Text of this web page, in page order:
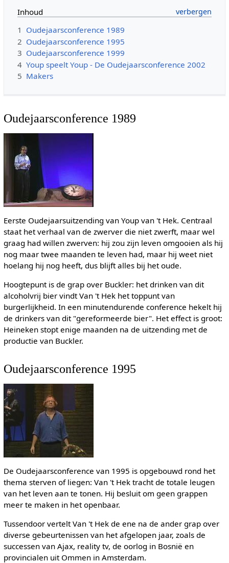
Inhoud
1 Oudejaarsconference 1989
2 Oudejaarsconference 1995
3 Oudejaarsconference 1999
4 Youp speelt Youp - De Oudejaarsconference 2002
5 Makers
Oudejaarsconference 1989
Eerste Oudejaarsuitzending van Youp van 't Hek. Centraal
staat het verhaal van de zwerver die niet zwerft, maar wel
graag had willen zwerven: hij zou zijn leven omgooien als hij
nog maar twee maanden te leven had, maar hij weet niet
hoelang hij nog heeft, dus blijft alles bij het oude.
Hoogtepunt is de grap over Buckler: het drinken van dit
alcoholvrij bier vindt Van 't Hek het toppunt van
burgerlijkheid. In een minutendurende conference hekelt hij
de drinkers van dit "gereformeerde bier". Het effect is groot:
Heineken stopt enige maanden na de uitzending met de
productie van Buckler.
Oudejaarsconference 1995
De Oudejaarsconference van 1995 is opgebouwd rond het
thema sterven of liegen: Van 't Hek tracht de totale leugen
van het leven aan te tonen. Hij besluit om geen grappen
meer te maken in het openbaar.
Tussendoor vertelt Van 't Hek de ene na de ander grap over
diverse gebeurtenissen van het afgelopen jaar, zoals de
successen van Ajax, reality tv, de oorlog in Bosnië en
provincialen uit Ommen in Amsterdam.